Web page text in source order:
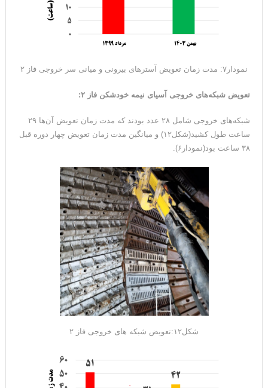
نمودار۷: مدت زمان تعویض آسترهای بیرونی و میانی سر خروجی فاز ۲
تعویض شبکه‌های خروجی آسیای نیمه خودشکن فاز ۲ :
شبکه‌های خروجی شامل ۲۸ عدد بودند که مدت زمان تعویض آن‌ها ۲۹
ساعت طول کشید(شکل۱۲) و میانگین مدت زمان تعویض چهار دوره قبل
۳۸ ساعت بود(نمودار۶).
شکل۱۲:تعویض شبکه های خروجی فاز ۲